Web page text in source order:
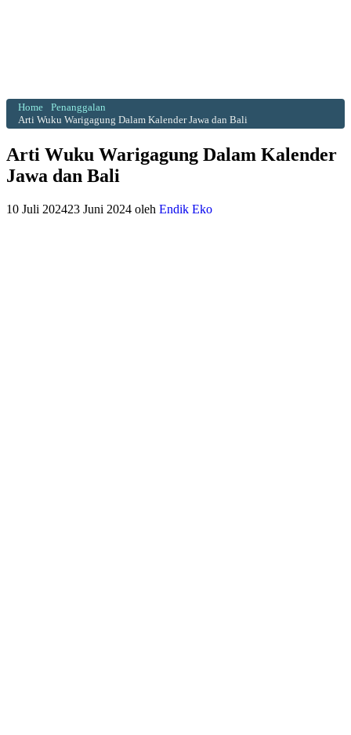
Home
Penanggalan
Arti Wuku Warigagung Dalam Kalender Jawa dan Bali
Arti Wuku Warigagung Dalam Kalender
Jawa dan Bali
10 Juli 202423 Juni 2024 oleh Endik Eko